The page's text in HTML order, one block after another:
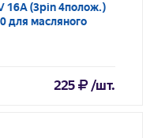
16A (3pin 4полож.)
для масляного
225 /шт.